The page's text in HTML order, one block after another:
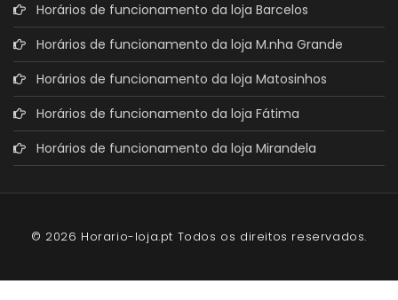
Horários de funcionamento da loja Barcelos
Horários de funcionamento da loja M.nha Grande
Horários de funcionamento da loja Matosinhos
Horários de funcionamento da loja Fátima
Horários de funcionamento da loja Mirandela
© 2026 Horario-loja.pt Todos os direitos reservados.